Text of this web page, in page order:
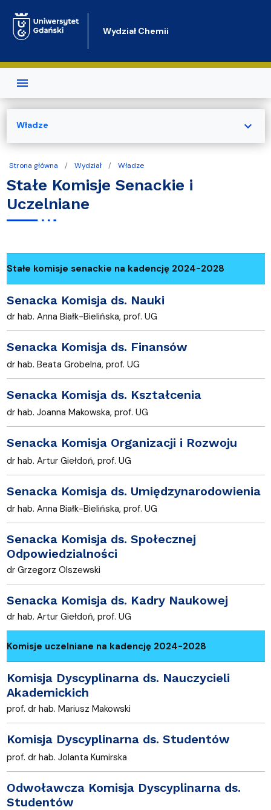
Wydział Chemii
Strona główna Wydział Władze
Stałe Komisje Senackie i
Uczelniane
Stałe komisje senackie na kadencję 2024-2028
Senacka Komisja ds. Nauki
dr hab. Anna Białk-Bielińska, prof. UG
Senacka Komisja ds. Finansów
dr hab. Beata Grobelna, prof. UG
Senacka Komisja ds. Kształcenia
dr hab. Joanna Makowska, prof. UG
Senacka Komisja Organizacji i Rozwoju
dr hab. Artur Giełdoń, prof. UG
Senacka Komisja ds. Umiędzynarodowienia
dr hab. Anna Białk-Bielińska, prof. UG
Senacka Komisja ds. Społecznej
Odpowiedzialności
dr Grzegorz Olszewski
Senacka Komisja ds. Kadry Naukowej
dr hab. Artur Giełdoń, prof. UG
Komisje uczelniane na kadencję 2024-2028
Komisja Dyscyplinarna ds. Nauczycieli
Akademickich
prof. dr hab. Mariusz Makowski
Komisja Dyscyplinarna ds. Studentów
prof. dr hab. Jolanta Kumirska
Odwoławcza Komisja Dyscyplinarna ds.
Studentów
Władze expand_more